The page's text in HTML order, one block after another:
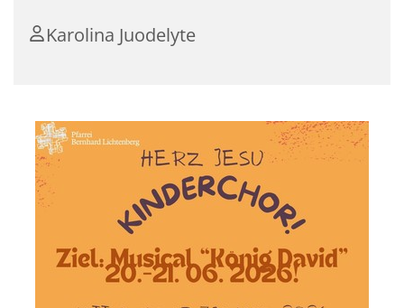
Karolina Juodelyte